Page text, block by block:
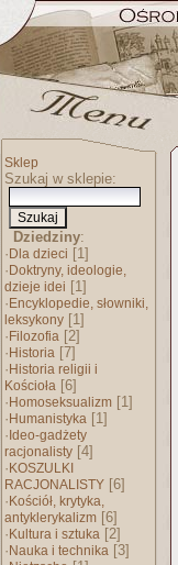
Sklep
Szukaj w sklepie:
Dziedziny:
· Dla dzieci [1]
· Doktryny, ideologie,
dzieje idei [1]
· Encyklopedie, słowniki,
leksykony [1]
· Filozofia [2]
· Historia [7]
· Historia religii i
Kościoła [6]
· Homoseksualizm [1]
· Humanistyka [1]
· Ideo-gadżety
racjonalisty [4]
· KOSZULKI
RACJONALISTY [6]
· Kościół, krytyka,
antyklerykalizm [6]
· Kultura i sztuka [2]
· Nauka i technika [3]